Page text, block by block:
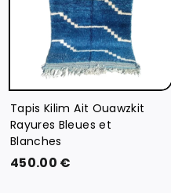
Tapis Kilim Ait Ouawzkit
Rayures Bleues et
Blanches
450.00 €